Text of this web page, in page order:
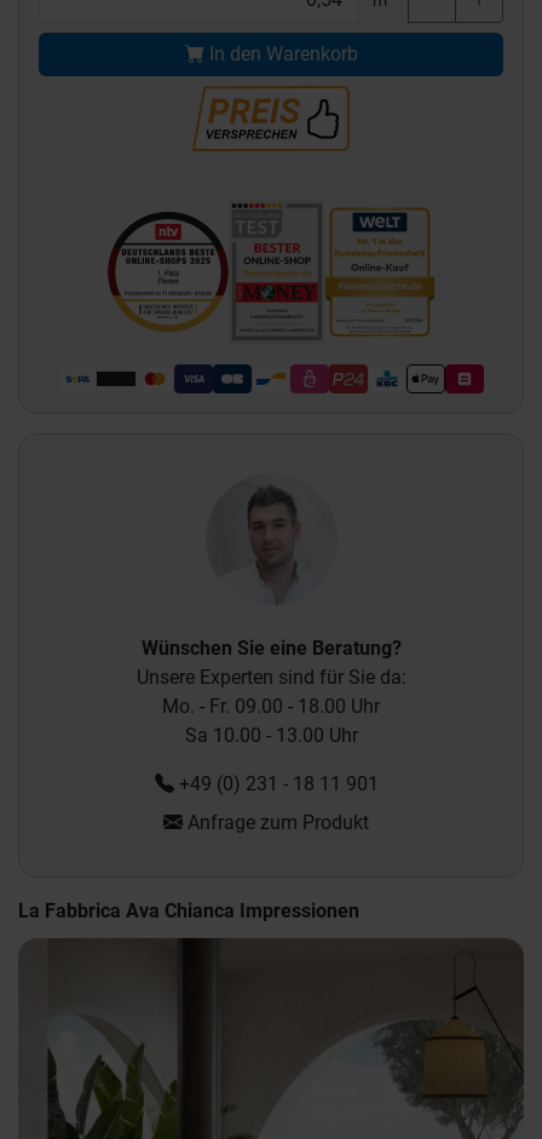
In den Warenkorb
Wünschen Sie eine Beratung?
Unsere Experten sind für Sie da:
Mo. - Fr. 09.00 - 18.00 Uhr
Sa 10.00 - 13.00 Uhr
+49 (0) 231 - 18 11 901
Anfrage zum Produkt
La Fabbrica Ava Chianca Impressionen